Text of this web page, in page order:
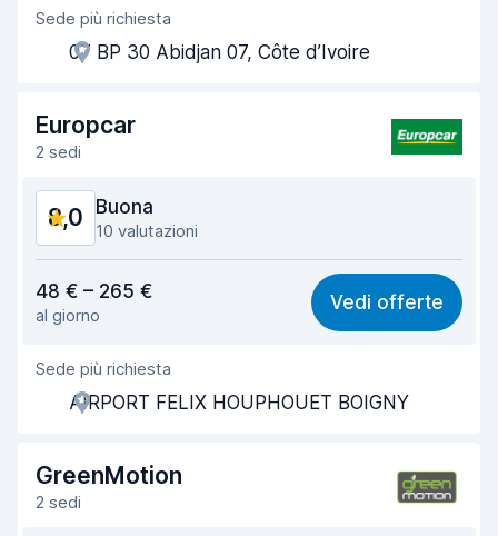
Gentilezza degli agenti
Rapidità del ritiro
Rapidità della riconsegna 8,2
Condizioni dell'auto
Sede più richiesta
07 BP 30 Abidjan 07, Côte d’Ivoire
Europcar
2 sedi
8,0 Buona
10 valutazioni
7,8
Facile da trovare 7,9
Gentilezza degli agenti
Rapidità del ritiro
Rapidità della riconsegna 8,0
48 € – 265 €
al giorno
Vedi offerte
Sede più richiesta
AIRPORT FELIX HOUPHOUET BOIGNY
GreenMotion
2 sedi